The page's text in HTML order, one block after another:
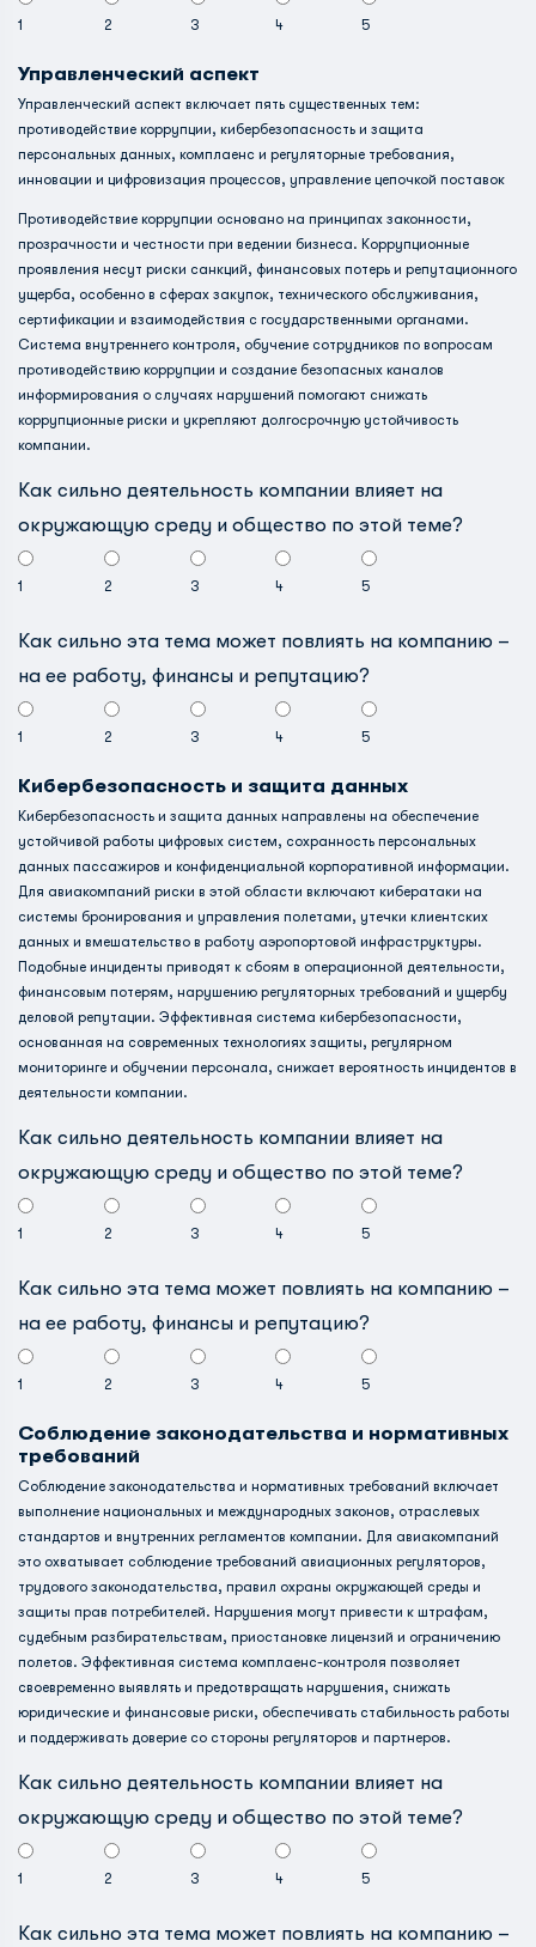
1 2 3 4 5
Управленческий аспект
Управленческий аспект включает пять существенных тем:
противодействие коррупции, кибербезопасность и защита
персональных данных, комплаенс и регуляторные требования,
инновации и цифровизация процессов, управление цепочкой поставок
Противодействие коррупции основано на принципах законности,
прозрачности и честности при ведении бизнеса. Коррупционные
проявления несут риски санкций, финансовых потерь и репутационного
ущерба, особенно в сферах закупок, технического обслуживания,
сертификации и взаимодействия с государственными органами.
Система внутреннего контроля, обучение сотрудников по вопросам
противодействию коррупции и создание безопасных каналов
информирования о случаях нарушений помогают снижать
коррупционные риски и укрепляют долгосрочную устойчивость
компании.
Как сильно деятельность компании влияет на
окружающую среду и общество по этой теме?
1 2 3 4 5
Как сильно эта тема может повлиять на компанию –
на ее работу, финансы и репутацию?
1 2 3 4 5
Кибербезопасность и защита данных
Кибербезопасность и защита данных направлены на обеспечение
устойчивой работы цифровых систем, сохранность персональных
данных пассажиров и конфиденциальной корпоративной информации.
Для авиакомпаний риски в этой области включают кибератаки на
системы бронирования и управления полетами, утечки клиентских
данных и вмешательство в работу аэропортовой инфраструктуры.
Подобные инциденты приводят к сбоям в операционной деятельности,
финансовым потерям, нарушению регуляторных требований и ущербу
деловой репутации. Эффективная система кибербезопасности,
основанная на современных технологиях защиты, регулярном
мониторинге и обучении персонала, снижает вероятность инцидентов в
деятельности компании.
Как сильно деятельность компании влияет на
окружающую среду и общество по этой теме?
1 2 3 4 5
Как сильно эта тема может повлиять на компанию –
на ее работу, финансы и репутацию?
1 2 3 4 5
Соблюдение законодательства и нормативных
требований
Соблюдение законодательства и нормативных требований включает
выполнение национальных и международных законов, отраслевых
стандартов и внутренних регламентов компании. Для авиакомпаний
это охватывает соблюдение требований авиационных регуляторов,
трудового законодательства, правил охраны окружающей среды и
защиты прав потребителей. Нарушения могут привести к штрафам,
судебным разбирательствам, приостановке лицензий и ограничению
полетов. Эффективная система комплаенс-контроля позволяет
своевременно выявлять и предотвращать нарушения, снижать
юридические и финансовые риски, обеспечивать стабильность работы
и поддерживать доверие со стороны регуляторов и партнеров.
Как сильно деятельность компании влияет на
окружающую среду и общество по этой теме?
1 2 3 4 5
Как сильно эта тема может повлиять на компанию –